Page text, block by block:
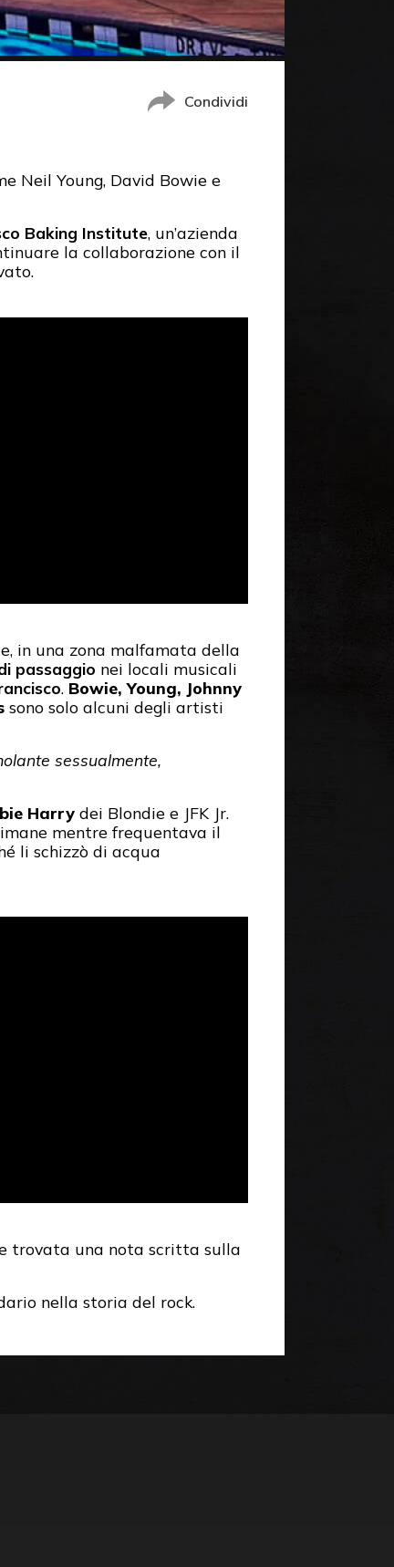
Condividi
Neil Young, David Bowie e
Baking Institute, un’azienda
la collaborazione con il
in una zona malfamata della
passaggio nei locali musicali
. Bowie, Young, Johnny
sono solo alcuni degli artisti
sessualmente,
Harry dei Blondie e JFK Jr.
mentre frequentava il
li schizzò di acqua
trovata una nota scritta sulla
nella storia del rock.